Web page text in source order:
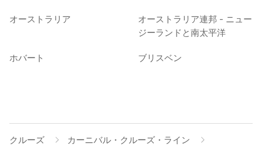
オーストラリア
オーストラリア連邦 - ニュー
ジーランドと南太平洋
ホバート ブリスベン
クルーズ
カーニバル・クルーズ・ライン